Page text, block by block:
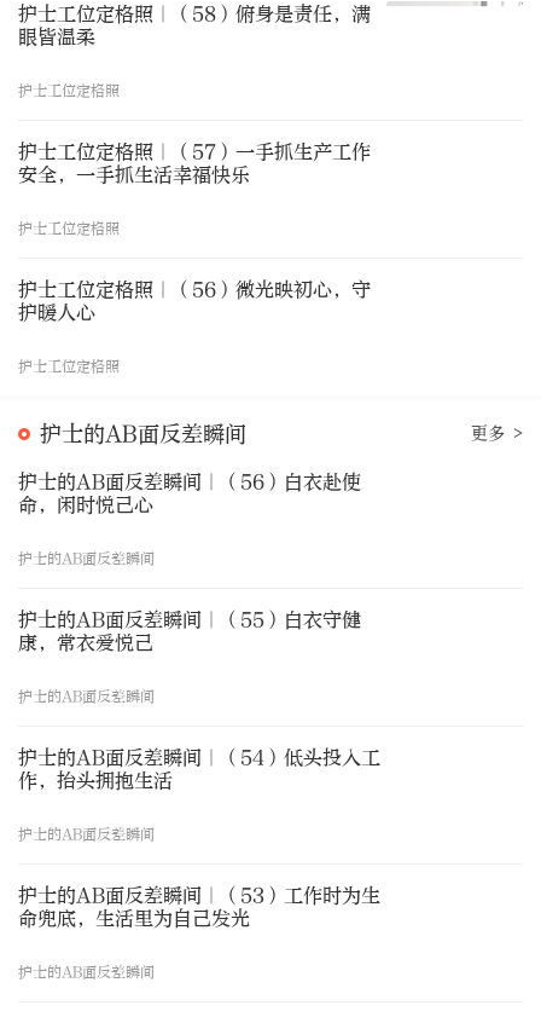
护士工位定格照｜（58）俯身是责任，满
眼皆温柔
护士工位定格照
护士工位定格照｜（57）一手抓生产工作
安全，一手抓生活幸福快乐
护士工位定格照
护士工位定格照｜（56）微光映初心，守
护暖人心
护士工位定格照
护士的AB面反差瞬间 更多 >
护士的AB面反差瞬间｜（56）白衣赴使
命，闲时悦己心
护士的AB面反差瞬间
护士的AB面反差瞬间｜（55）白衣守健
康，常衣爱悦己
护士的AB面反差瞬间
护士的AB面反差瞬间｜（54）低头投入工
作，抬头拥抱生活
护士的AB面反差瞬间
护士的AB面反差瞬间｜（53）工作时为生
命兜底，生活里为自己发光
护士的AB面反差瞬间